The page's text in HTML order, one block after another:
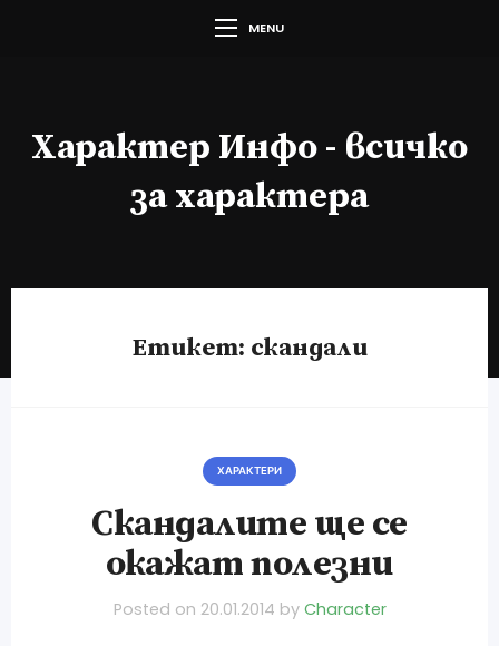
MENU
Характер Инфо - всичко
за характера
Етикет: скандали
ХАРАКТЕРИ
Скандалите ще се
окажат полезни
Posted on 20.01.2014 by Character